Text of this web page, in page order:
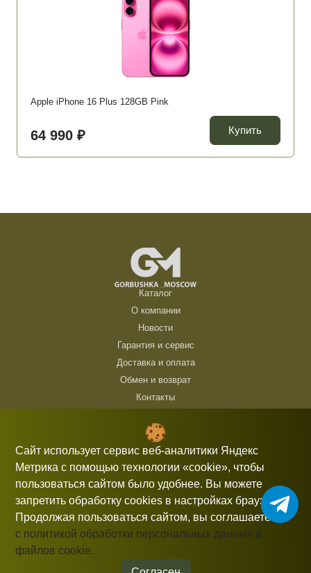
Apple iPhone 16 Plus 128GB Pink
64 990 ₽ Купить
Каталог
О компании
Новости
Гарантия и сервис
Доставка и оплата
Обмен и возврат
Контакты
10:00 — 21:00 без выходных
gorbushka-moscow@yandex.ru
Информация, представленная на сайте, не является публичной
офертой.
Сайт использует сервис веб-аналитики Яндекс
Метрика с помощью технологии «cookie», чтобы
пользоваться сайтом было удобнее. Вы можете
запретить обработку cookies в настройках браузера.
Продолжая пользоваться сайтом, вы соглашаетесь
с политикой обработки персональных данных и
файлов cookie.